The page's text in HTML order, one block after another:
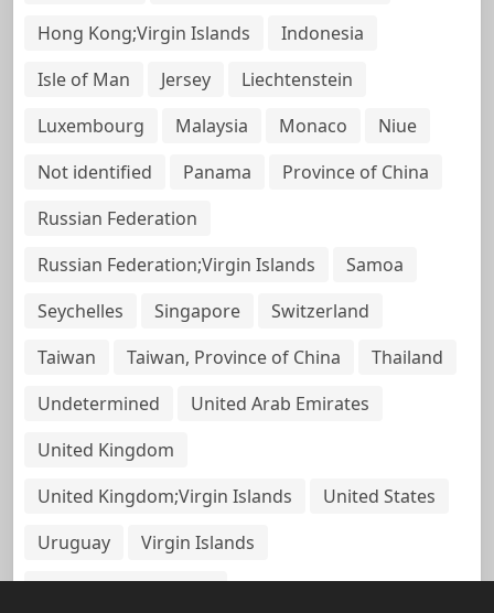
Hong Kong;Virgin Islands
Indonesia
Isle of Man
Jersey
Liechtenstein
Luxembourg
Malaysia Monaco
Niue
Not identified
Panama
Province of China
Russian Federation
Russian Federation;Virgin Islands
Samoa
Seychelles
Singapore
Switzerland
Taiwan
Taiwan, Province of China
Thailand
Undetermined
United Arab Emirates
United Kingdom
United Kingdom;Virgin Islands
United States
Uruguay
Virgin Islands
Virgin Islands, British